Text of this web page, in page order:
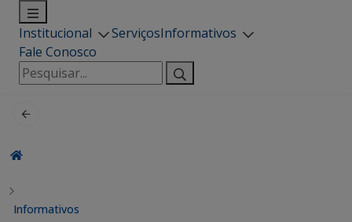
Institucional ServiçosInformativos
Fale Conosco
Pesquisar
por:
Informativos